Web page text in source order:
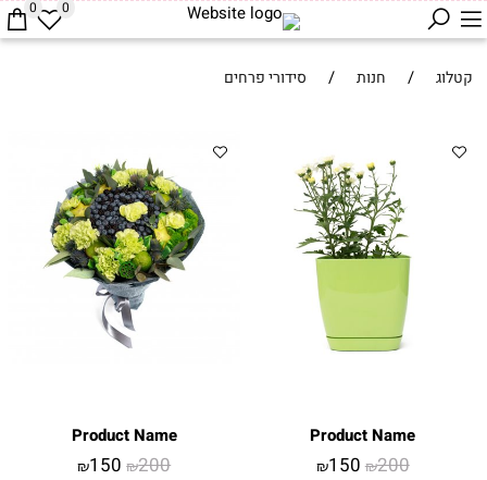
0 0
קטלוג / חנות / סידורי פרחים
Product Name
₪200
₪150
Product Name
₪200
₪150